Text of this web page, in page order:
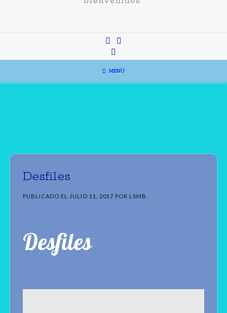
MENÚ
Desfiles
PUBLICADO EL JULIO 11, 2017 POR LSMB
Desfiles